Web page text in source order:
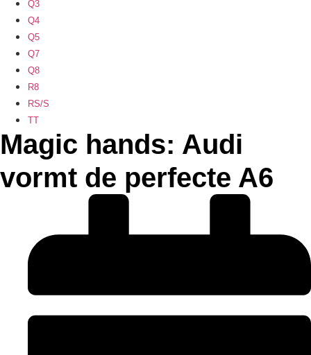
Q3
Q4
Q5
Q7
Q8
R8
RS/S
TT
Magic hands: Audi
vormt de perfecte A6